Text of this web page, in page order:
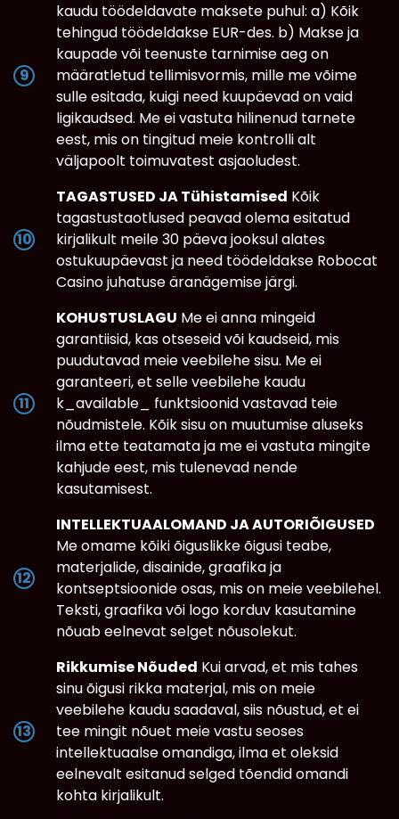
kaudu töödeldavate maksete puhul: a) Kõik
tehingud töödeldakse EUR-des. b) Makse ja
kaupade või teenuste tarnimise aeg on
määratletud tellimisvormis, mille me võime
sulle esitada, kuigi need kuupäevad on vaid
ligikaudsed. Me ei vastuta hilinenud tarnete
eest, mis on tingitud meie kontrolli alt
väljapoolt toimuvatest asjaoludest.
TAGASTUSED JA Tühistamised Kõik
tagastustaotlused peavad olema esitatud
kirjalikult meile 30 päeva jooksul alates
ostukuupäevast ja need töödeldakse Robocat
Casino juhatuse äranägemise järgi.
KOHUSTUSLAGU Me ei anna mingeid
garantiisid, kas otseseid või kaudseid, mis
puudutavad meie veebilehe sisu. Me ei
garanteeri, et selle veebilehe kaudu
k_available_ funktsioonid vastavad teie
nõudmistele. Kõik sisu on muutumise aluseks
ilma ette teatamata ja me ei vastuta mingite
kahjude eest, mis tulenevad nende
kasutamisest.
INTELLEKTUAALOMAND JA AUTORIÕIGUSED
Me omame kõiki õiguslikke õigusi teabe,
materjalide, disainide, graafika ja
kontseptsioonide osas, mis on meie veebilehel.
Teksti, graafika või logo korduv kasutamine
nõuab eelnevat selget nõusolekut.
Rikkumise Nõuded Kui arvad, et mis tahes
sinu õigusi rikka materjal, mis on meie
veebilehe kaudu saadaval, siis nõustud, et ei
tee mingit nõuet meie vastu seoses
intellektuaalse omandiga, ilma et oleksid
eelnevalt esitanud selged tõendid omandi
kohta kirjalikult.